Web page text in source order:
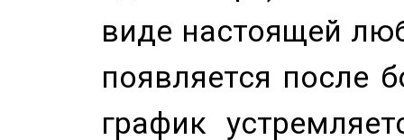
виде настоящей
появляется после
график